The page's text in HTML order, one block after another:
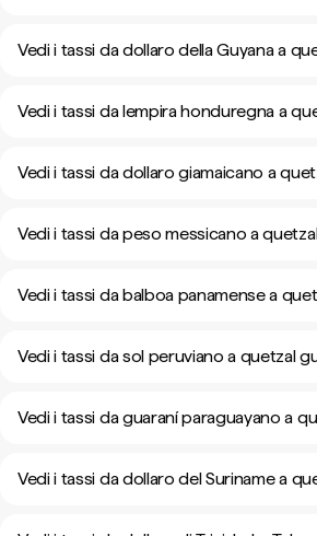
Vedi i tassi da dollaro della Guyana a
Vedi i tassi da lempira honduregna a
Vedi i tassi da dollaro giamaicano a
Vedi i tassi da peso messicano a
Vedi i tassi da balboa panamense a
Vedi i tassi da sol peruviano a quetzal
Vedi i tassi da guaraní paraguayano a
Vedi i tassi da dollaro del Suriname a